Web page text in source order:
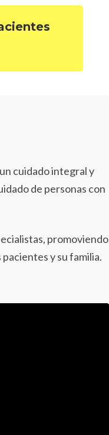
cuidado integral y
de personas con
promoviendo
y su familia.